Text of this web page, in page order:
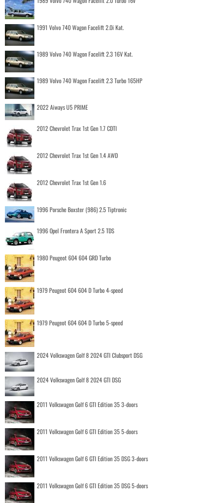
1991 Volvo 740 Wagon Facelift 2.0i Kat.
1989 Volvo 740 Wagon Facelift 2.3 16V Kat.
1989 Volvo 740 Wagon Facelift 2.3 Turbo 165HP
2022 Aiways U5 PRIME
2012 Chevrolet Trax 1st Gen 1.7 CDTI
2012 Chevrolet Trax 1st Gen 1.4 AWD
2012 Chevrolet Trax 1st Gen 1.6
1996 Porsche Boxster (986) 2.5 Tiptronic
1996 Opel Frontera A Sport 2.5 TDS
1980 Peugeot 604 604 GRD Turbo
1979 Peugeot 604 604 D Turbo 4-speed
1979 Peugeot 604 604 D Turbo 5-speed
2024 Volkswagen Golf 8 2024 GTI Clubsport DSG
2024 Volkswagen Golf 8 2024 GTI DSG
2011 Volkswagen Golf 6 GTI Edition 35 3-doors
2011 Volkswagen Golf 6 GTI Edition 35 5-doors
2011 Volkswagen Golf 6 GTI Edition 35 DSG 3-doors
2011 Volkswagen Golf 6 GTI Edition 35 DSG 5-doors